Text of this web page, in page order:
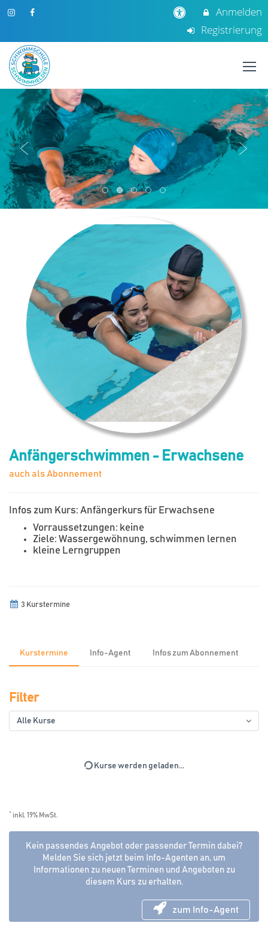
Anmelden
Registrierung
Anfängerschwimmen - Erwachsene
auch als Abonnement
Infos zum Kurs: Anfängerkurs für Erwachsene
Vorraussetzungen: keine
Ziele: Wassergewöhnung, schwimmen lernen
kleine Lerngruppen
3 Kurstermine
Kurstermine Info-Agent Infos zum Abonnement
Filter
Alle Kurse
Kurse werden geladen...
* inkl. 19% MwSt.
Kein passendes Angebot oder passender Termin dabei?
Melden Sie sich jetzt beim Info-Agenten an, um
Informationen zu neuen Terminen und Angeboten zu
diesem Kurs zu erhalten.
zum Info-Agent